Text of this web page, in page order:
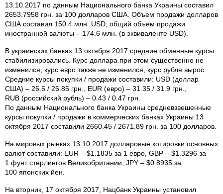
13.10.2017 по данным Национального банка Украины составил
2653.7958 грн. за 100 долларов США. Объем продажи долларов
США составил 150.4 млн. USD; общий объем продажи
иностранной валюты – 174.6 млн. (в эквиваленте USD).
В украинских банках 13 октября 2017 средние обменные курсы
стабилизировались. Курс доллара при этом существенно не
изменился, курс евро также не изменился, курс рубля вырос.
Средние курсы покупки / продажи составили: USD (доллар
США) – 26.6 / 26.85 грн., EUR (евро) – 31.35 / 31.9 грн.,
RUB (российский рубль) – 0.43 / 0.47 грн.
По данным Национального банка Украины средневзвешенные
курсы покупки / продажи в коммерческих банках Украины 13
октября 2017 составили 2660.45 / 2671.89 грн. за 100 долларов.
На мировых рынках 13.10.2017 долларовые котировки основных
валют составили: EUR – $1.1835 за 1 евро, GBP – $1.3296 за
1 фунт стерлингов Великобритании, JPY – $0.8935 за
100 японских йен.
На вторник, 17 октября 2017, Нацбанк Украины установил